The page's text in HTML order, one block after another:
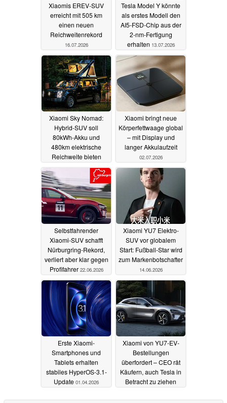
Xiaomis EREV-SUV
erreicht mit 505 km
einen neuen
Reichweitenrekord
16.07.2026
Tesla Model Y könnte
als erstes Modell den
AI5-FSD-Chip aus der
2-nm-Fertigung
erhalten 13.07.2026
Xiaomi Sky Nomad:
Hybrid-SUV soll
80kWh-Akku und
480km elektrische
Reichweite bieten
08.07.2026
Xiaomi bringt neue
Körperfettwaage global
– mit Display und
langer Akkulaufzeit
02.07.2026
Selbstfahrender
Xiaomi-SUV schafft
Nürburgring-Rekord,
verliert aber klar gegen
Profifahrer 22.06.2026
Xiaomi YU7 Elektro-
SUV vor globalem
Start: Fußball-Star wird
zum Markenbotschafter
14.06.2026
Erste Xiaomi-
Smartphones und
Tablets erhalten
stabiles HyperOS-3.1-
Update 01.04.2026
Xiaomi von YU7-EV-
Bestellungen
überfordert – CEO rät
Käufern, auch Tesla in
Betracht zu ziehen